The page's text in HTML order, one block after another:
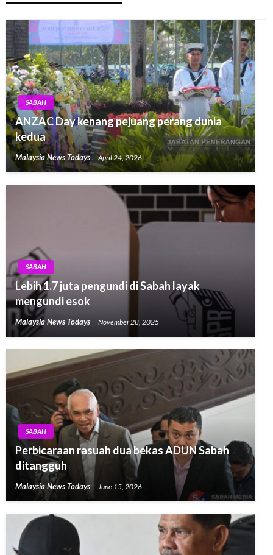
SABAH
ANZAC Day kenang pejuang perang dunia
kedua
Malaysia News Todays April 24, 2026
SABAH
Lebih 1.7 juta pengundi di Sabah layak
mengundi esok
Malaysia News Todays November 28, 2025
SABAH
Perbicaraan rasuah dua bekas ADUN Sabah
ditangguh
Malaysia News Todays June 15, 2026